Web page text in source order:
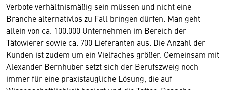
Verbote verhältnismäßig sein müssen und nicht eine
Branche alternativlos zu Fall bringen dürfen. Man geht
allein von ca. 100.000 Unternehmen im Bereich der
Tätowierer sowie ca. 700 Lieferanten aus. Die Anzahl der
Kunden ist zudem um ein Vielfaches größer. Gemeinsam mit
Alexander Bernhuber setzt sich der Berufszweig noch
immer für eine praxistaugliche Lösung, die auf